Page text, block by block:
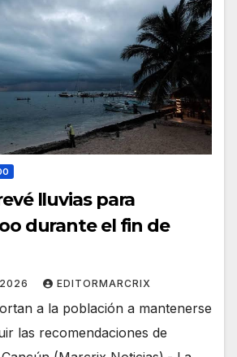
lluvias para
durante el fin de
EDITORMARCRIX
a la población a mantenerse
las recomendaciones de